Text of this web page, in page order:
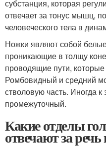
субстанция, которая
отвечает за тонус мышц,
человеческого тела в
Ножки являют собой
проникающие в толщу
проводящие пути,
Ромбовидный и средний
стволовую часть. Иногда к
промежуточный.
Какие отделы
отвечают за